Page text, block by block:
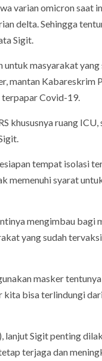
varian omicron saat
delta. Sehingga
Sigit.
masyarakat
mantan Kabareskrim
terpapar Covid-19.
khususnya ruang
tempat isolasi
memenuhi syarat
mengimbau bagi
yang sudah
masker
bisa terlindungi
lanjut Sigit penting
terjaga dan